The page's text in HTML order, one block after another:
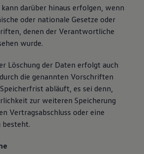
kann darüber hinaus erfolgen, wenn
oder nationale Gesetze oder
denen der Verantwortliche
wurde.
Löschung der Daten erfolgt auch
die genannten Vorschriften
abläuft, es sei denn,
zur weiteren Speicherung
Vertragsabschluss oder eine
besteht.